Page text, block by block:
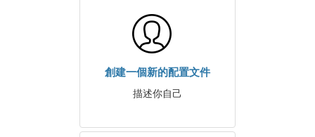
創建一個新的配置文件
描述你自己